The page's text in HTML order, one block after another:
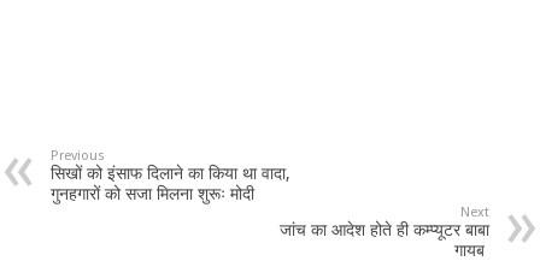
Previous
सिखों को इंसाफ दिलाने का किया था वादा,
गुनहगारों को सजा मिलना शुरूः मोदी
Next
जांच का आदेश होते ही कम्प्यूटर बाबा
गायब